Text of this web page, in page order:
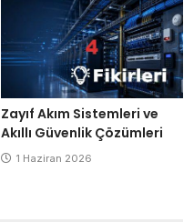
Zayıf Akım Sistemleri ve
Akıllı Güvenlik Çözümleri
1 Haziran 2026